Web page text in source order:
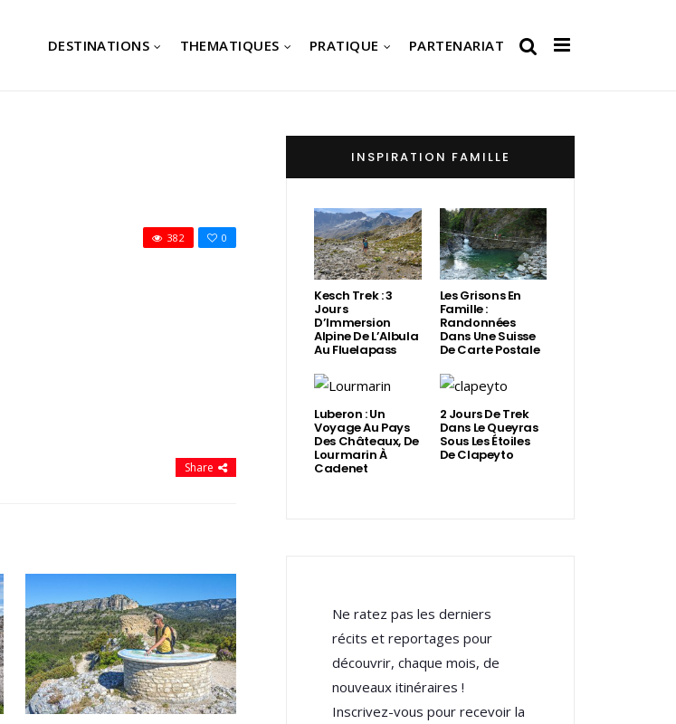
DESTINATIONS THEMATIQUES PRATIQUE PARTENARIAT
0
382
Share
INSPIRATION FAMILLE
Kesch Trek : 3
Jours
D’Immersion
Alpine De L’Albula
Au Fluelapass
Les Grisons En
Famille :
Randonnées
Dans Une Suisse
De Carte Postale
Luberon : Un
Voyage Au Pays
Des Châteaux, De
Lourmarin À
Cadenet
2 Jours De Trek
Dans Le Queyras
Sous Les Étoiles
De Clapeyto
Ne ratez pas les derniers
récits et reportages pour
découvrir, chaque mois, de
nouveaux itinéraires !
Inscrivez-vous pour recevoir la